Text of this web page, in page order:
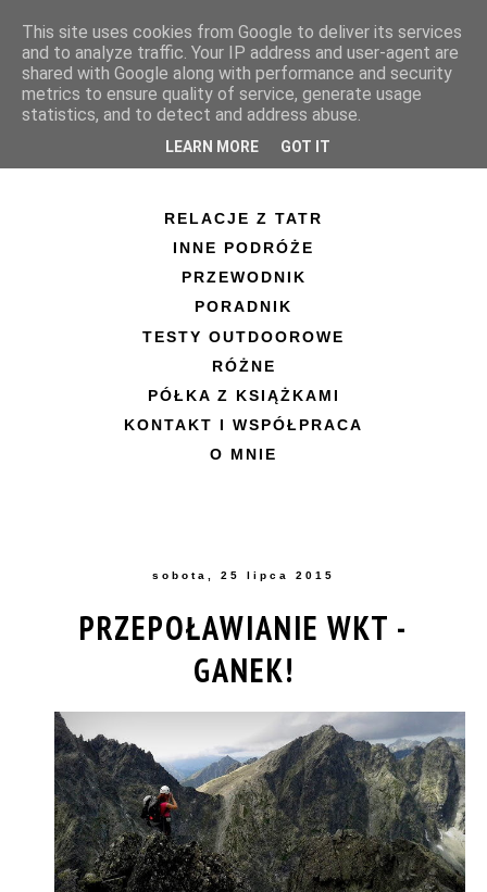
RELACJE Z TATR
INNE PODRÓŻE
PRZEWODNIK
PORADNIK
TESTY OUTDOOROWE
RÓŻNE
PÓŁKA Z KSIĄŻKAMI
KONTAKT I WSPÓŁPRACA
O MNIE
sobota, 25 lipca 2015
PRZEPOŁAWIANIE WKT -
GANEK!
This site uses cookies from Google to deliver its services
and to analyze traffic. Your IP address and user-agent are
shared with Google along with performance and security
metrics to ensure quality of service, generate usage
statistics, and to detect and address abuse.
LEARN MORE GOT IT